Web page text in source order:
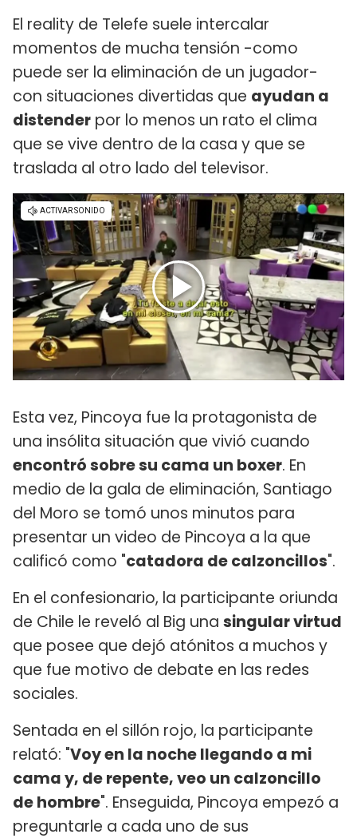
El reality de Telefe suele intercalar
momentos de mucha tensión -como
puede ser la eliminación de un jugador-
con situaciones divertidas que ayudan a
distender por lo menos un rato el clima
que se vive dentro de la casa y que se
traslada al otro lado del televisor.
Esta vez, Pincoya fue la protagonista de
una insólita situación que vivió cuando
encontró sobre su cama un boxer. En
medio de la gala de eliminación, Santiago
del Moro se tomó unos minutos para
presentar un video de Pincoya a la que
calificó como "catadora de calzoncillos".
En el confesionario, la participante oriunda
de Chile le reveló al Big una singular virtud
que posee que dejó atónitos a muchos y
que fue motivo de debate en las redes
sociales.
Sentada en el sillón rojo, la participante
relató: "Voy en la noche llegando a mi
cama y, de repente, veo un calzoncillo
de hombre". Enseguida, Pincoya empezó a
preguntarle a cada uno de sus